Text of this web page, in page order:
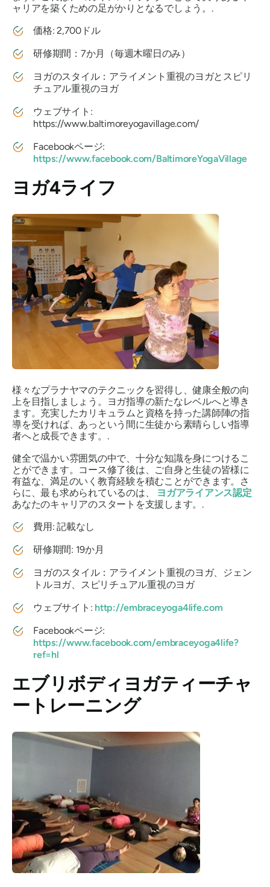
ャリアを築くための足がかりとなるでしょう。.
価格: 2,700ドル
研修期間：7か月（毎週木曜日のみ）
ヨガのスタイル：アライメント重視のヨガとスピリ
チュアル重視のヨガ
ウェブサイト:
https://www.baltimoreyogavillage.com/
Facebookページ:
https://www.facebook.com/BaltimoreYogaVillage
ヨガ4ライフ
様々なプラナヤマのテクニックを習得し、健康全般の向
上を目指しましょう。ヨガ指導の新たなレベルへと導き
ます。充実したカリキュラムと資格を持った講師陣の指
導を受ければ、あっという間に生徒から素晴らしい指導
者へと成長できます。.
健全で温かい雰囲気の中で、十分な知識を身につけるこ
とができます。コース修了後は、ご自身と生徒の皆様に
有益な、満足のいく教育経験を積むことができます。さ
らに、最も求められているのは、 ヨガアライアンス認定
あなたのキャリアのスタートを支援します。.
費用: 記載なし
研修期間: 19か月
ヨガのスタイル：アライメント重視のヨガ、ジェン
トルヨガ、スピリチュアル重視のヨガ
ウェブサイト: http://embraceyoga4life.com
Facebookページ:
https://www.facebook.com/embraceyoga4life?
ref=hl
エブリボディヨガティーチャ
ートレーニング